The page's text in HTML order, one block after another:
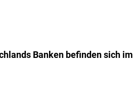
Banken befinden sich im